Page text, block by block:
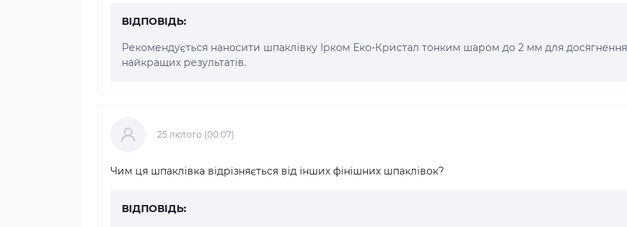
ВІДПОВІДЬ:
Рекомендується наносити шпаклівку Ірком Еко-Кристал тонким шаром до 2 мм для досягнення
найкращих результатів.
25 лютого (00:07)
Чим ця шпаклівка відрізняється від інших фінішних шпаклівок?
ВІДПОВІДЬ: